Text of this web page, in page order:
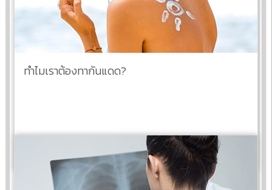
ทำไมเราต้องทากันแดด?
อ่านต่อ